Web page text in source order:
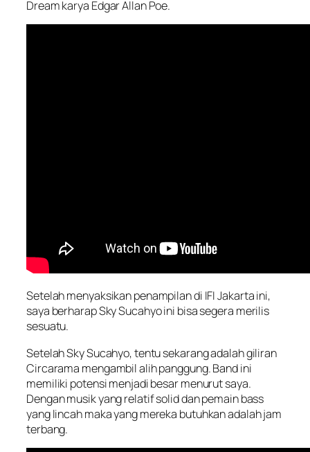
Dream karya Edgar Allan Poe.
Setelah menyaksikan penampilan di IFI Jakarta ini,
saya berharap Sky Sucahyo ini bisa segera merilis
sesuatu.
Setelah Sky Sucahyo, tentu sekarang adalah giliran
Circarama mengambil alih panggung. Band ini
memiliki potensi menjadi besar menurut saya.
Dengan musik yang relatif solid dan pemain bass
yang lincah maka yang mereka butuhkan adalah jam
terbang.